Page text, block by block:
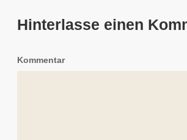
Hinterlasse einen
Kommentar